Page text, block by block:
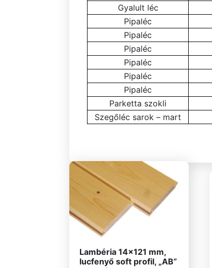
Gyalult léc
Pipaléc
Pipaléc
Pipaléc
Pipaléc
Pipaléc
Pipaléc
Parketta szokli
Szegőléc sarok – mart
Lambéria 14×121 mm,
lucfenyő soft profil, „AB”